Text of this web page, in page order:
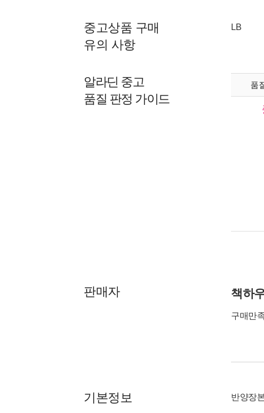
중고상품 구매
유의 사항
LB
알라딘 중고
품질 판정 가이드
품
판매자 책하
구매만
기본정보 반양장